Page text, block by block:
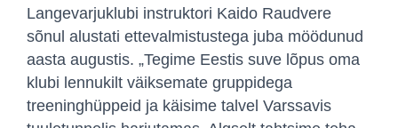
Langevarjuklubi instruktori Kaido Raudvere
sõnul alustati ettevalmistustega juba möödunud
aasta augustis. „Tegime Eestis suve lõpus oma
klubi lennukilt väiksemate gruppidega
treeninghüppeid ja käisime talvel Varssavis